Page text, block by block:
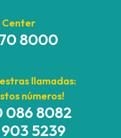
Center
8000
llamadas:
números!
086 8082
5239